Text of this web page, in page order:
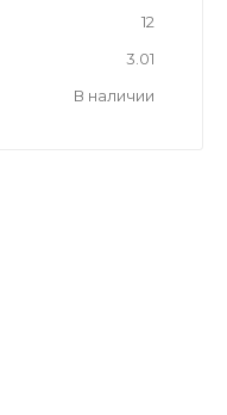
12
3.01
В наличии